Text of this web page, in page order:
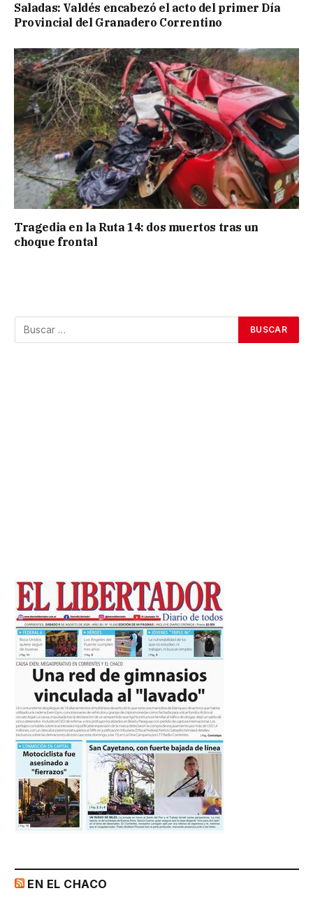
Saladas: Valdés encabezó el acto del primer Día
Provincial del Granadero Correntino
Tragedia en la Ruta 14: dos muertos tras un
choque frontal
EN EL CHACO